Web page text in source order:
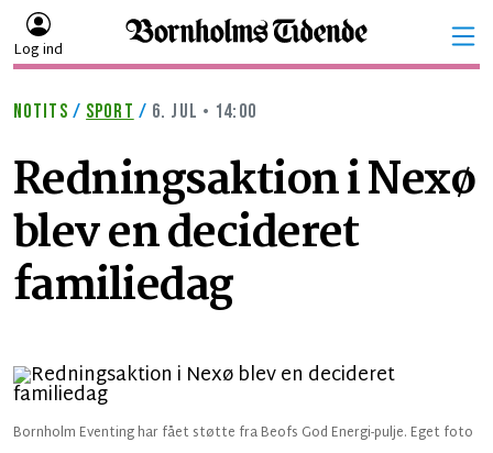
Log ind
NOTITS / SPORT / 6. JUL • 14:00
Redningsaktion i Nexø
blev en decideret
familiedag
Bornholm Eventing har fået støtte fra Beofs God Energi-pulje. Eget foto